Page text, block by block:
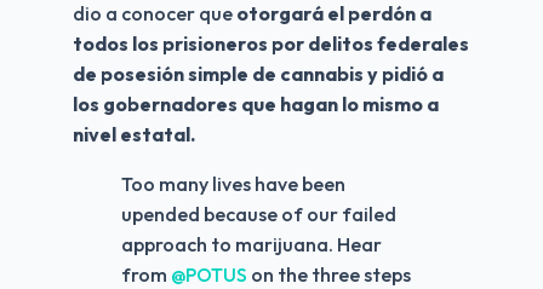
dio a conocer que otorgará el perdón a
todos los prisioneros por delitos federales
de posesión simple de cannabis y pidió a
los gobernadores que hagan lo mismo a
nivel estatal.
Too many lives have been
upended because of our failed
approach to marijuana. Hear
from @POTUS on the three steps